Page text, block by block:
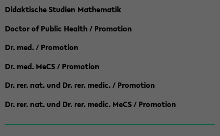
Didaktische Studien Mathematik
Doctor of Public Health / Promotion
Dr. med. / Promotion
Dr. med. MeCS / Promotion
Dr. rer. nat. und Dr. rer. medic. / Promotion
Dr. rer. nat. und Dr. rer. medic. MeCS / Promotion